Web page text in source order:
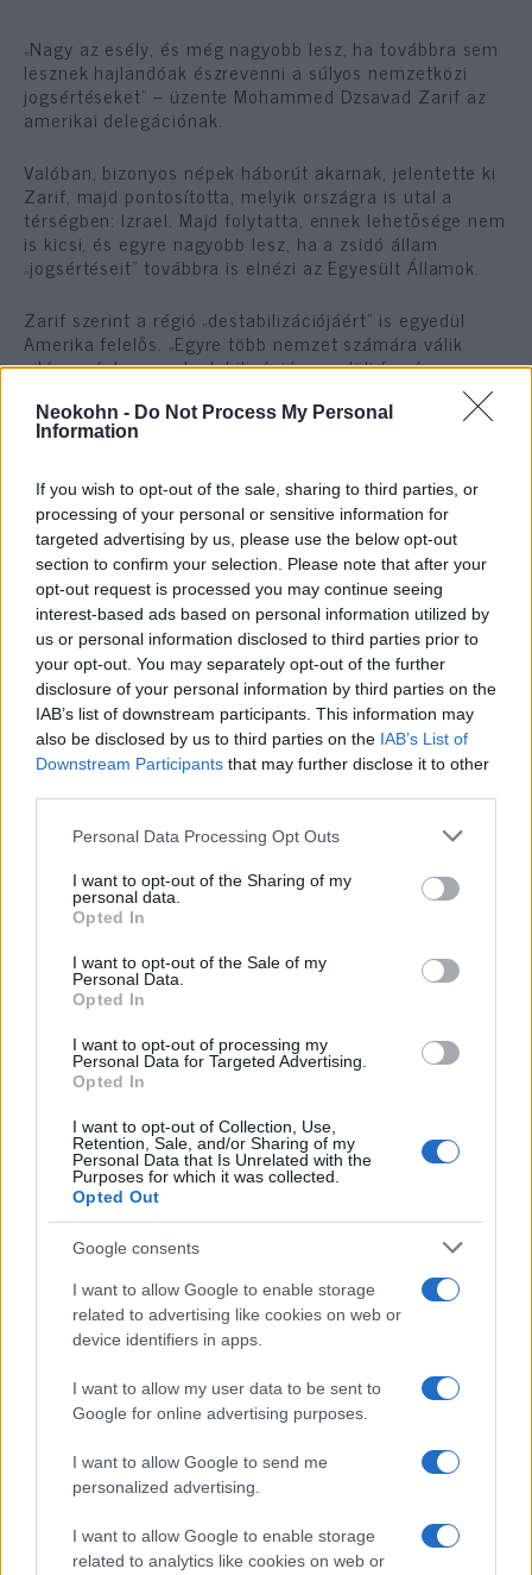
Neokohn - Do Not Process My Personal
Information
If you wish to opt-out of the sale, sharing to third parties, or
processing of your personal or sensitive information for
targeted advertising by us, please use the below opt-out
section to confirm your selection. Please note that after your
opt-out request is processed you may continue seeing
interest-based ads based on personal information utilized by
us or personal information disclosed to third parties prior to
your opt-out. You may separately opt-out of the further
disclosure of your personal information by third parties on the
IAB’s list of downstream participants. This information may
also be disclosed by us to third parties on the IAB’s List of
Downstream Participants that may further disclose it to other
Please note that this website/app uses one or more Google
not limited to your visit or usage behaviour. You may click to
grant or deny consent to Google and its third-party tags to
use your data for below specified purposes in below Google
consent section.
Personal Data Processing Opt Outs
I want to opt-out of the Sharing of my
personal data.
Opted In
I want to opt-out of the Sale of my
Personal Data.
Opted In
I want to opt-out of processing my
Personal Data for Targeted Advertising.
Opted In
I want to opt-out of Collection, Use,
Retention, Sale, and/or Sharing of my
Personal Data that Is Unrelated with the
Purposes for which it was collected.
Opted Out
Google consents
I want to allow Google to enable storage
related to advertising like cookies on web or
device identifiers in apps.
I want to allow my user data to be sent to
Google for online advertising purposes.
I want to allow Google to send me
personalized advertising.
I want to allow Google to enable storage
related to analytics like cookies on web or
„Nagy az esély, és még nagyobb lesz, ha továbbra sem
lesznek hajlandóak észrevenni a súlyos nemzetközi
jogsértéseket” – üzente Mohammed Dzsavad Zarif az
amerikai delegációnak.
Valóban, bizonyos népek háborút akarnak, jelentette ki
Zarif, majd pontosította, melyik országra is utal a
térségben: Izrael. Majd folytatta, ennek lehetősége nem
is kicsi, és egyre nagyobb lesz, ha a zsidó állam
„jogsértéseit” továbbra is elnézi az Egyesült Államok.
Zarif szerint a régió „destabilizációjáért” is egyedül
Amerika felelős. „Egyre több nemzet számára válik
világossá, hogy a destabilizáció egyedüli forrása az
Az iráni külügyminiszter szerint országa az Iszlám
a Közel Keleten, míg Amerika Iránnal kapcsolatos
„képtelen rögeszméi” veszélyeztetik törekvéseit.
7 dolog, amit nem tudott a sóletről
Végre kiderült, hogy ki lesz a